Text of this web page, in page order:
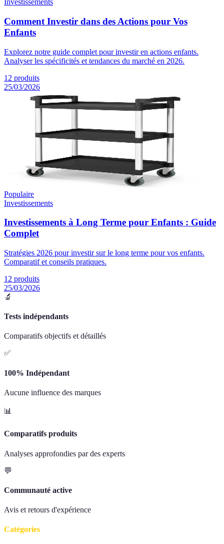
Investissements
Comment Investir dans des Actions pour Vos
Enfants
Explorez notre guide complet pour investir en actions enfants.
Analyser les spécificités et tendances du marché en 2026.
12 produits
25/03/2026
Populaire
Investissements
Investissements à Long Terme pour Enfants : Guide
Complet
Stratégies 2026 pour investir sur le long terme pour vos enfants.
Comparatif et conseils pratiques.
12 produits
25/03/2026
🔬
Tests indépendants
Comparatifs objectifs et détaillés
✅
100% Indépendant
Aucune influence des marques
📊
Comparatifs produits
Analyses approfondies par des experts
💬
Communauté active
Avis et retours d'expérience
Catégories